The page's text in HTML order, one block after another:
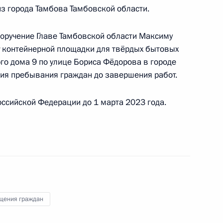
области, проведённого
социально-экономическому сотрудничеству
Независимых Государств, Республикой
в Приёмной Президента Российской
10 апреля 2018 года
Президента Российской Федерации
приём граждан в режиме видео-конференц-
Тамбова Тамбовской области.
Главе Тамбовской области Максиму
площадки для твёрдых бытовых
дома 9 по улице Бориса Фёдорова в городе
пребывания граждан до завершения работ.
Федерации до 1 марта 2023 года.
граждан